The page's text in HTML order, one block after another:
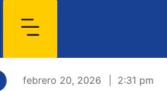
febrero 20, 2026 2:31 pm